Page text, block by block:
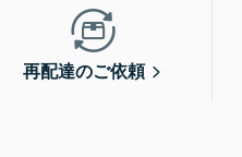
再配達のご依頼